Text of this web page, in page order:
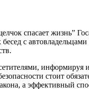
спасает жизнь”
с
информируя
стоит
а эффективный